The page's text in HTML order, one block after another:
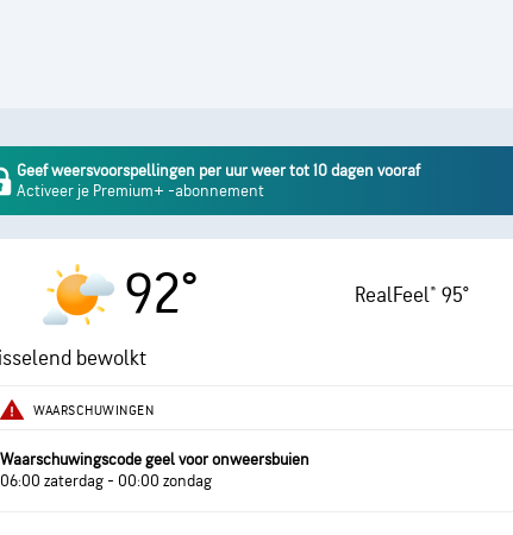
Geef weersvoorspellingen per uur weer tot 10 dagen vooraf
Activeer je Premium+ -abonnement
92° RealFeel® 95°
bewolkt
WAARSCHUWINGEN
Waarschuwingscode geel voor onweersbuien
06:00 zaterdag - 00:00 zondag